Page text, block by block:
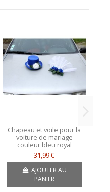
Chapeau et voile pour la
voiture de mariage
couleur bleu royal
31,99 €
AJOUTER AU
PANIER